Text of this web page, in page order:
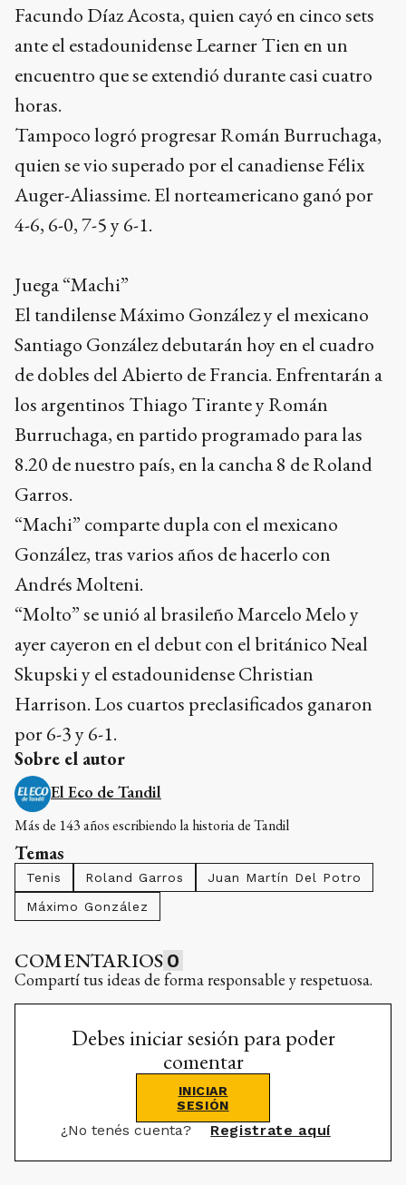
Facundo Díaz Acosta, quien cayó en cinco sets
ante el estadounidense Learner Tien en un
encuentro que se extendió durante casi cuatro
horas.
Tampoco logró progresar Román Burruchaga,
quien se vio superado por el canadiense Félix
Auger-Aliassime. El norteamericano ganó por
4-6, 6-0, 7-5 y 6-1.
Juega “Machi”
El tandilense Máximo González y el mexicano
Santiago González debutarán hoy en el cuadro
de dobles del Abierto de Francia. Enfrentarán a
los argentinos Thiago Tirante y Román
Burruchaga, en partido programado para las
8.20 de nuestro país, en la cancha 8 de Roland
Garros.
“Machi” comparte dupla con el mexicano
González, tras varios años de hacerlo con
Andrés Molteni.
“Molto” se unió al brasileño Marcelo Melo y
ayer cayeron en el debut con el británico Neal
Skupski y el estadounidense Christian
Harrison. Los cuartos preclasificados ganaron
por 6-3 y 6-1.
Sobre el autor
El Eco de Tandil
Más de 143 años escribiendo la historia de Tandil
Temas
Tenis Roland Garros
Juan Martín Del Potro
Máximo González
COMENTARIOS 0
Compartí tus ideas de forma responsable y respetuosa.
Debes iniciar sesión para poder
comentar
INICIAR
SESIÓN
¿No tenés cuenta? Registrate aquí